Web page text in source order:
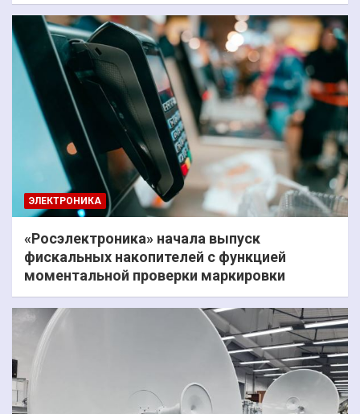
ЭЛЕКТРОНИКА
«Росэлектроника» начала выпуск
фискальных накопителей с функцией
моментальной проверки маркировки